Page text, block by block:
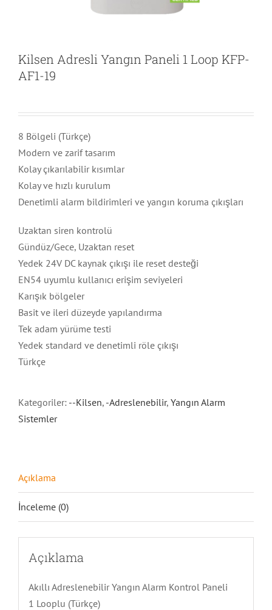
Kilsen Adresli Yangın Paneli 1 Loop KFP-
AF1-19
8 Bölgeli (Türkçe)
Modern ve zarif tasarım
Kolay çıkarılabilir kısımlar
Kolay ve hızlı kurulum
Denetimli alarm bildirimleri ve yangın koruma çıkışları
Uzaktan siren kontrolü
Gündüz/Gece, Uzaktan reset
Yedek 24V DC kaynak çıkışı ile reset desteği
EN54 uyumlu kullanıcı erişim seviyeleri
Karışık bölgeler
Basit ve ileri düzeyde yapılandırma
Tek adam yürüme testi
Yedek standard ve denetimli röle çıkışı
Türkçe
Kategoriler: --Kilsen, -Adreslenebilir, Yangın Alarm
Sistemler
Açıklama
İnceleme (0)
Açıklama
Akıllı Adreslenebilir Yangın Alarm Kontrol Paneli
1 Looplu (Türkçe)